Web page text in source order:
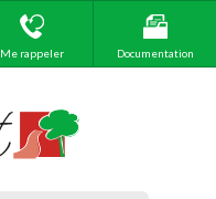
Me rappeler Documentation